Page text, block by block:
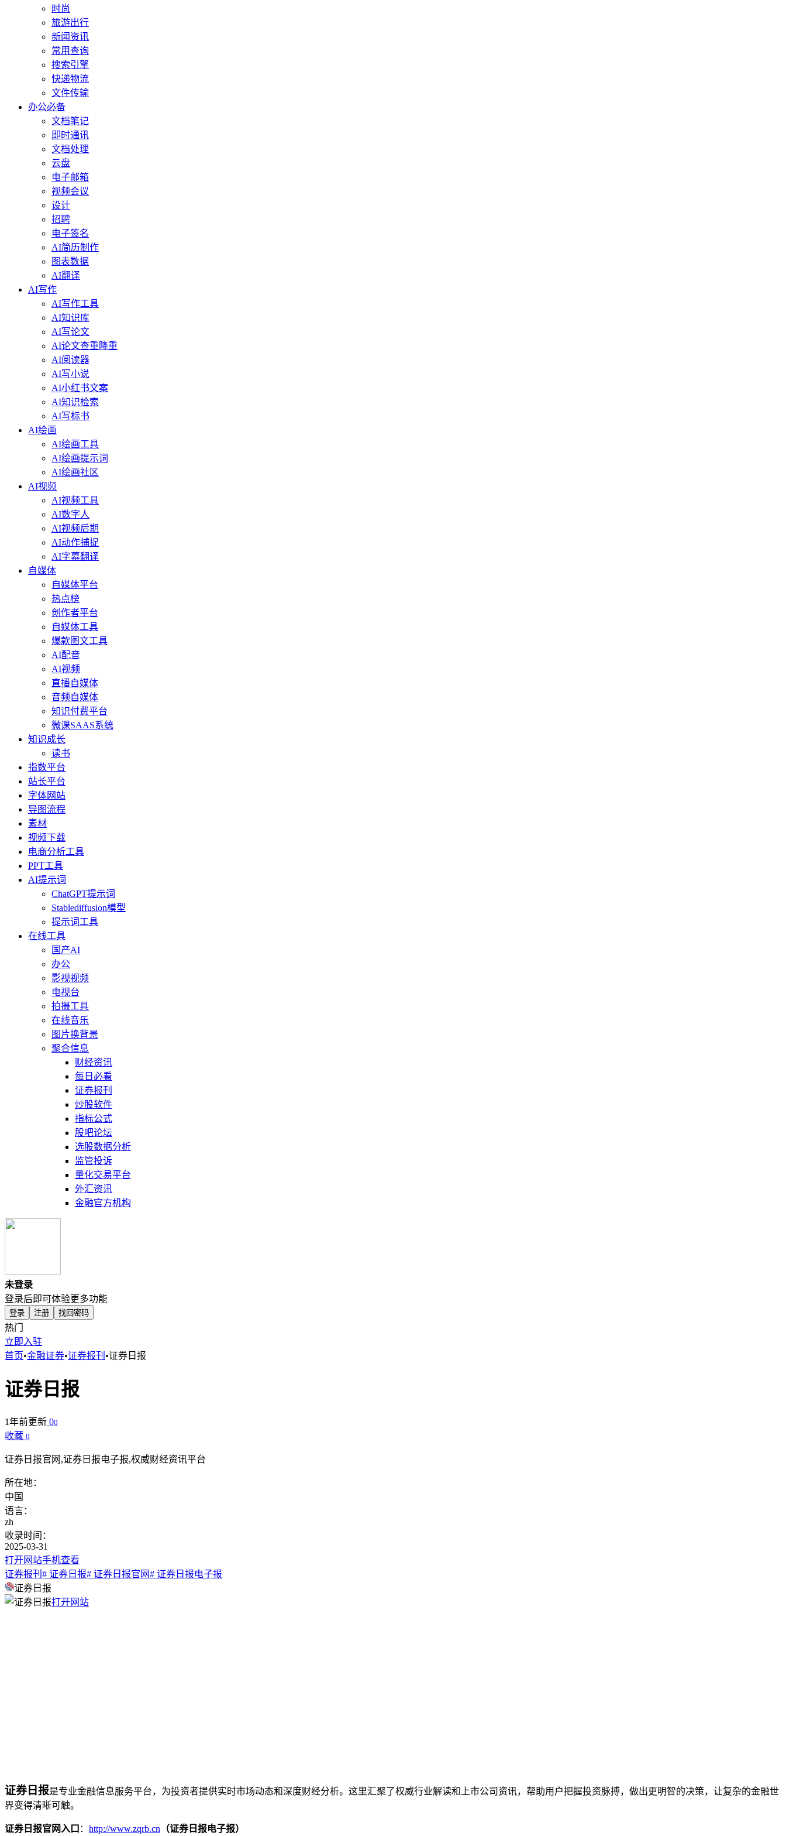
时尚
旅游出行
新闻资讯
常用查询
搜索引擎
快递物流
文件传输
办公必备
文档笔记
即时通讯
文档处理
云盘
电子邮箱
视频会议
设计
招聘
电子签名
AI简历制作
图表数据
AI翻译
AI写作
AI写作工具
AI知识库
AI写论文
AI论文查重降重
AI阅读器
AI写小说
AI小红书文案
AI知识检索
AI写标书
AI绘画
AI绘画工具
AI绘画提示词
AI绘画社区
AI视频
AI视频工具
AI数字人
AI视频后期
AI动作捕捉
AI字幕翻译
自媒体
自媒体平台
热点榜
创作者平台
自媒体工具
爆款图文工具
AI配音
AI视频
直播自媒体
音频自媒体
知识付费平台
微课SAAS系统
知识成长
读书
指数平台
站长平台
字体网站
导图流程
素材
视频下载
电商分析工具
PPT工具
AI提示词
ChatGPT提示词
Stablediffusion模型
提示词工具
在线工具
国产AI
办公
影视视频
电视台
拍摄工具
在线音乐
图片换背景
聚合信息
财经资讯
每日必看
证券报刊
炒股软件
指标公式
股吧论坛
选股数据分析
监管投诉
量化交易平台
外汇资讯
金融官方机构
未登录
登录后即可体验更多功能
登录 注册 找回密码
热门
立即入驻
首页•金融证券•证券报刊 •证券日报
证券日报
1年前更新 00
收藏 0
证券日报官网,证券日报电子报,权威财经资讯平台
所在地：
中国
语言：
zh
收录时间：
2025-03-31
打开网站手机查看
证券报刊 # 证券日报# 证券日报官网# 证券日报电子报
证券日报
打开网站
证券日报是专业金融信息服务平台，为投资者提供实时市场动态和深度财经分析。这里汇聚了权威行业解读和上市公司资讯，帮助用户把握投资脉搏，做出更明智的决策，让复杂的金融世
界变得清晰可触。
证券日报官网入口 ： http://www.zqrb.cn （证券日报电子报）